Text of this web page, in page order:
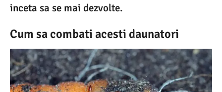
inceta sa se mai dezvolte.
Cum sa combati acesti daunatori